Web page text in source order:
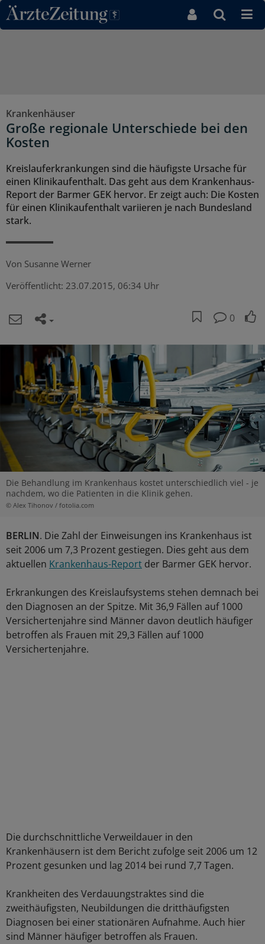
Direkt zum Inhaltsbereich
Krankenhäuser
Große regionale Unterschiede bei den
Kosten
Kreislauferkrankungen sind die häufigste Ursache für
einen Klinikaufenthalt. Das geht aus dem Krankenhaus-
Report der Barmer GEK hervor. Er zeigt auch: Die Kosten
für einen Klinikaufenthalt variieren je nach Bundesland
stark.
Von Susanne Werner
Veröffentlicht: 23.07.2015, 06:34 Uhr
0
Die Behandlung im Krankenhaus kostet unterschiedlich viel - je
nachdem, wo die Patienten in die Klinik gehen.
© Alex Tihonov / fotolia.com
BERLIN. Die Zahl der Einweisungen ins Krankenhaus ist
seit 2006 um 7,3 Prozent gestiegen. Dies geht aus dem
aktuellen Krankenhaus-Report der Barmer GEK hervor.
Erkrankungen des Kreislaufsystems stehen demnach bei
den Diagnosen an der Spitze. Mit 36,9 Fällen auf 1000
Versichertenjahre sind Männer davon deutlich häufiger
betroffen als Frauen mit 29,3 Fällen auf 1000
Versichertenjahre.
Die durchschnittliche Verweildauer in den
Krankenhäusern ist dem Bericht zufolge seit 2006 um 12
Prozent gesunken und lag 2014 bei rund 7,7 Tagen.
Krankheiten des Verdauungstraktes sind die
zweithäufigsten, Neubildungen die dritthäufigsten
Diagnosen bei einer stationären Aufnahme. Auch hier
sind Männer häufiger betroffen als Frauen.